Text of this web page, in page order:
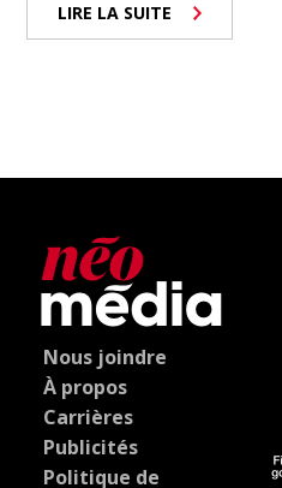
LIRE LA SUITE
Nous joindre
À propos
Carrières
Publicités
Politique de